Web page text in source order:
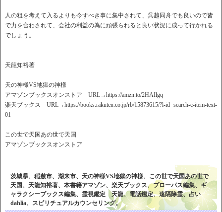
人の粗を考えて入るよりも今すべき事に集中されて、呉越同舟でも良いので皆
で力を合わされて、会社の利益の為に頑張られると良い状況に成って行かれる
でしょう。
天龍知裕著
天の神様VS地獄の神様
アマゾンブックスオンストア URL→https://amzn.to/2HAIlgq
楽天ブックス URL→https://books.rakuten.co.jp/rb/15873615/?l-id=search-c-item-text-
01
この世で天国あの世で天国
アマゾンブックスオンストア
茨城県、稲敷市、湖来市、天の神様VS地獄の神様、この世で天国あの世で
天国、天龍知裕著、本書籍アマゾン、楽天ブックス、プローパス編集、ギ
ャラクシーブックス編集、霊視鑑定 天龍、電話鑑定、遠隔除霊、占い
dahlia、スピリチュアルカウンセリング。